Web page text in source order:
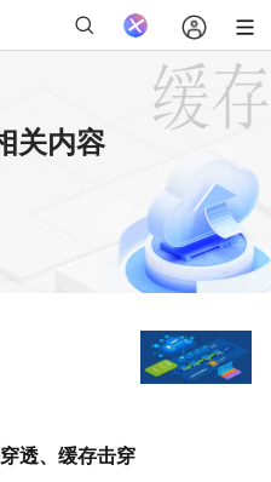
关内容
透、缓存击穿